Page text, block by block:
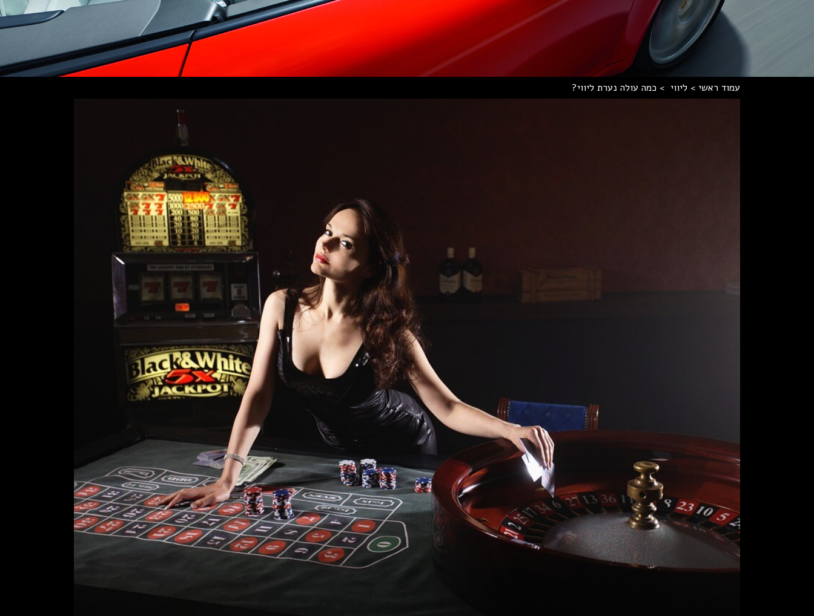
עמוד ראשי > ליווי > כמה עולה נערת ליווי?